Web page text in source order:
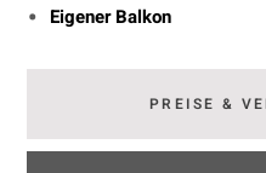
Eigener Balkon
PREISE &